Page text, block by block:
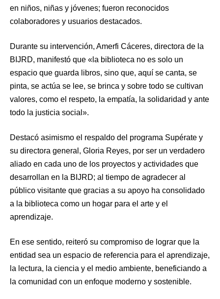
en niños, niñas y jóvenes; fueron reconocidos
colaboradores y usuarios destacados.
Durante su intervención, Amerfi Cáceres, directora de la
BIJRD, manifestó que «la biblioteca no es solo un
espacio que guarda libros, sino que, aquí se canta, se
pinta, se actúa se lee, se brinca y sobre todo se cultivan
valores, como el respeto, la empatía, la solidaridad y ante
todo la justicia social».
Destacó asimismo el respaldo del programa Supérate y
su directora general, Gloria Reyes, por ser un verdadero
aliado en cada uno de los proyectos y actividades que
desarrollan en la BIJRD; al tiempo de agradecer al
público visitante que gracias a su apoyo ha consolidado
a la biblioteca como un hogar para el arte y el
aprendizaje.
En ese sentido, reiteró su compromiso de lograr que la
entidad sea un espacio de referencia para el aprendizaje,
la lectura, la ciencia y el medio ambiente, beneficiando a
la comunidad con un enfoque moderno y sostenible.